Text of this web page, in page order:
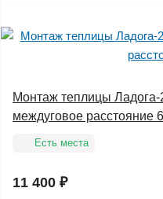
Монтаж теплицы Ладога-
междуговое расстояние
Есть места
11 400 ₽